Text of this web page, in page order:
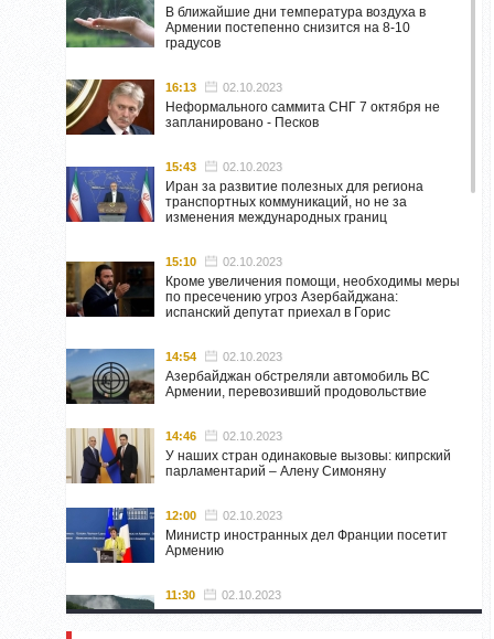
В ближайшие дни температура воздуха в
Армении постепенно снизится на 8-10
градусов
16:13 02.10.2023
Неформального саммита СНГ 7 октября не
запланировано - Песков
15:43 02.10.2023
Иран за развитие полезных для региона
транспортных коммуникаций, но не за
изменения международных границ
15:10 02.10.2023
Кроме увеличения помощи, необходимы меры
по пресечению угроз Азербайджана:
испанский депутат приехал в Горис
14:54 02.10.2023
Азербайджан обстреляли автомобиль ВС
Армении, перевозивший продовольствие
14:46 02.10.2023
У наших стран одинаковые вызовы: кипрский
парламентарий – Алену Симоняну
12:00 02.10.2023
Министр иностранных дел Франции посетит
Армению
11:30 02.10.2023
Самвел Шахраманян и группа ответственных